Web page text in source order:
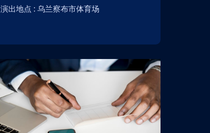
演出地点 : 乌兰察布市体育场